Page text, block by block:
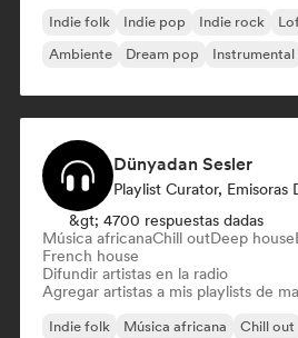
Indie folk Indie pop Indie rock
Ambiente
Dream pop Instrumental
Dünyadan Sesler
Playlist Curator, Emisoras
&gt; 4700 respuestas dadas
Música africanaChill outDeep house
French house
Difundir artistas en la radio
Agregar artistas a mis playlists de
Indie folk Música africana Chill out